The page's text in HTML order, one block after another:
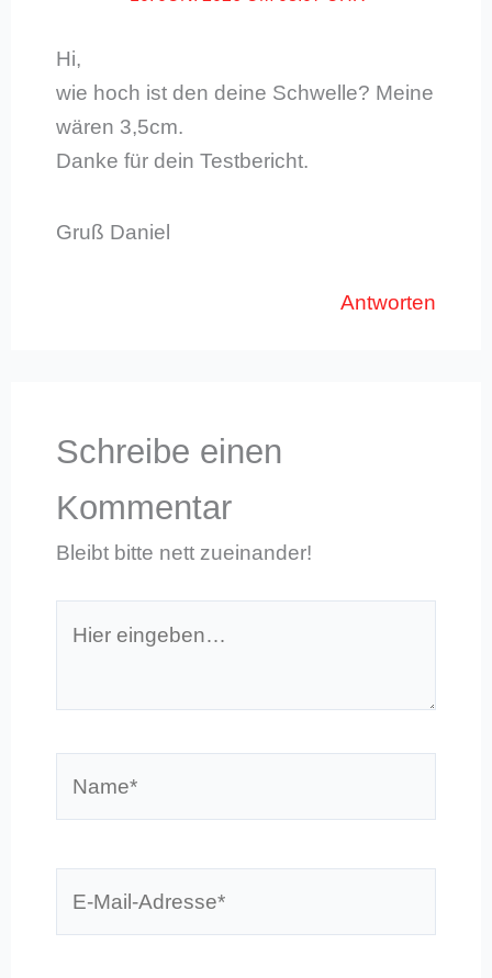
Hi,
wie hoch ist den deine Schwelle? Meine
wären 3,5cm.
Danke für dein Testbericht.
Gruß Daniel
Antworten
Schreibe einen
Kommentar
Bleibt bitte nett zueinander!
eingeben…